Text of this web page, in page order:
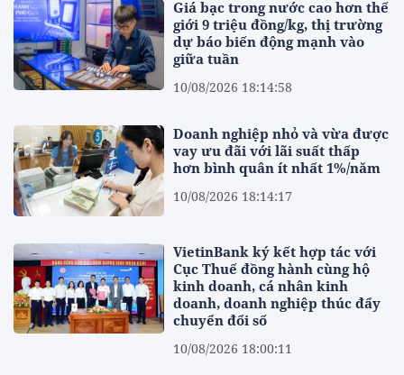
Giá bạc trong nước cao hơn thế
giới 9 triệu đồng/kg, thị trường
dự báo biến động mạnh vào
giữa tuần
10/08/2026 18:14:58
Doanh nghiệp nhỏ và vừa được
vay ưu đãi với lãi suất thấp
hơn bình quân ít nhất 1%/năm
10/08/2026 18:14:17
VietinBank ký kết hợp tác với
Cục Thuế đồng hành cùng hộ
kinh doanh, cá nhân kinh
doanh, doanh nghiệp thúc đẩy
chuyển đổi số
10/08/2026 18:00:11